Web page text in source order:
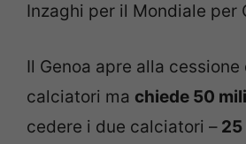
Inzaghi per il Mondiale per
Il Genoa apre alla cessione
calciatori ma chiede 50
cedere i due calciatori – 25